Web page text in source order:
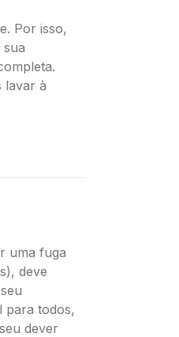
Por isso,
sua
lavar à
uma fuga
deve
para todos,
dever